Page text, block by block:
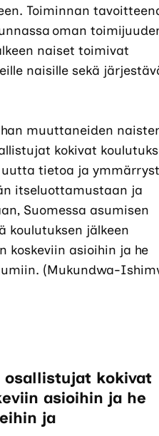
Toiminnan
oman
naiset toimivat
naisille sekä
muuttaneiden
kokivat
uutta tietoa ja
itseluottamustaan ja
Suomessa asumisen
koulutuksen jälkeen
koskeviin asioihin ja he
(Mukundwa-
kokivat
asioihin ja he
ja